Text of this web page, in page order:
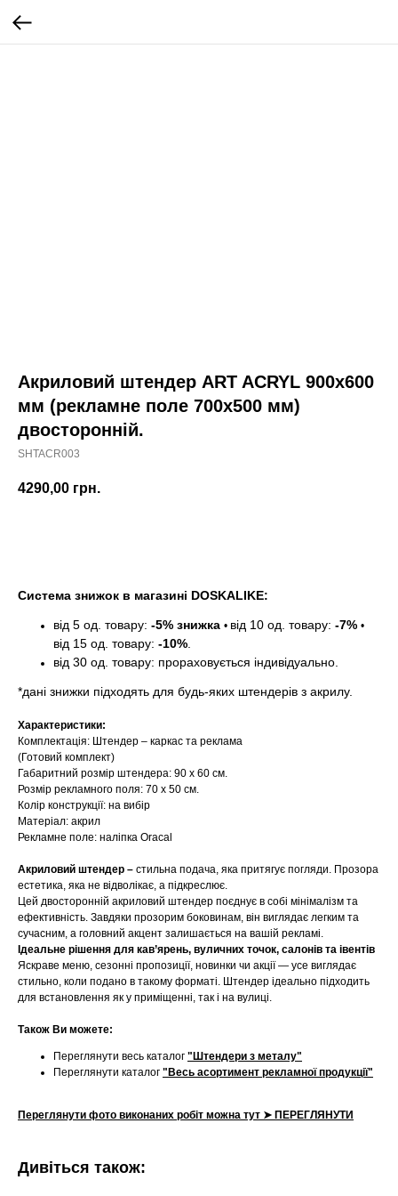
Акриловий штендер ART ACRYL 900х600
мм (рекламне поле 700х500 мм)
двосторонній.
SHTACR003
4290,00 грн.
Система знижок в магазині DOSKALIKE:
від 5 од. товару: -5% знижка • від 10 од. товару: -7% •
від 15 од. товару: -10%.
від 30 од. товару: прораховується індивідуально.
*дані знижки підходять для будь-яких штендерів з акрилу.
Характеристики:
Комплектація: Штендер – каркас та реклама
(Готовий комплект)
Габаритний розмір штендера: 90 х 60 см.
Розмір рекламного поля: 70 х 50 см.
Колір конструкції: на вибір
Матеріал: акрил
Рекламне поле: наліпка Oracal
Акриловий штендер – стильна подача, яка притягує погляди. Прозора
естетика, яка не відволікає, а підкреслює.
Цей двосторонній акриловий штендер поєднує в собі мінімалізм та
ефективність. Завдяки прозорим боковинам, він виглядає легким та
сучасним, а головний акцент залишається на вашій рекламі.
Ідеальне рішення для кав’ярень, вуличних точок, салонів та івентів
Яскраве меню, сезонні пропозиції, новинки чи акції — усе виглядає
стильно, коли подано в такому форматі. Штендер ідеально підходить
для встановлення як у приміщенні, так і на вулиці.
Також Ви можете:
Переглянути весь каталог "Штендери з металу"
Переглянути каталог "Весь асортимент рекламної продукції"
Переглянути фото виконаних робіт можна тут ➤ ПЕРЕГЛЯНУТИ
Дивіться також: